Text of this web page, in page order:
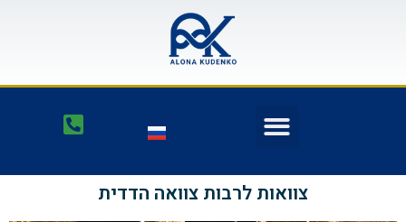
צוואות לרבות צוואה הדדית